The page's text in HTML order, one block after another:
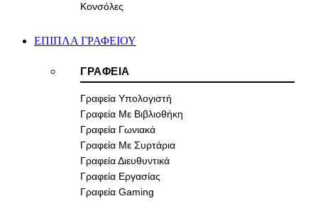
Κονσόλες
ΕΠΙΠΛΑ ΓΡΑΦΕΙΟΥ
ΓΡΑΦΕΙΑ
Γραφεία Υπολογιστή
Γραφεία Με Βιβλιοθήκη
Γραφεία Γωνιακά
Γραφεία Με Συρτάρια
Γραφεία Διευθυντικά
Γραφεία Εργασίας
Γραφεία Gaming